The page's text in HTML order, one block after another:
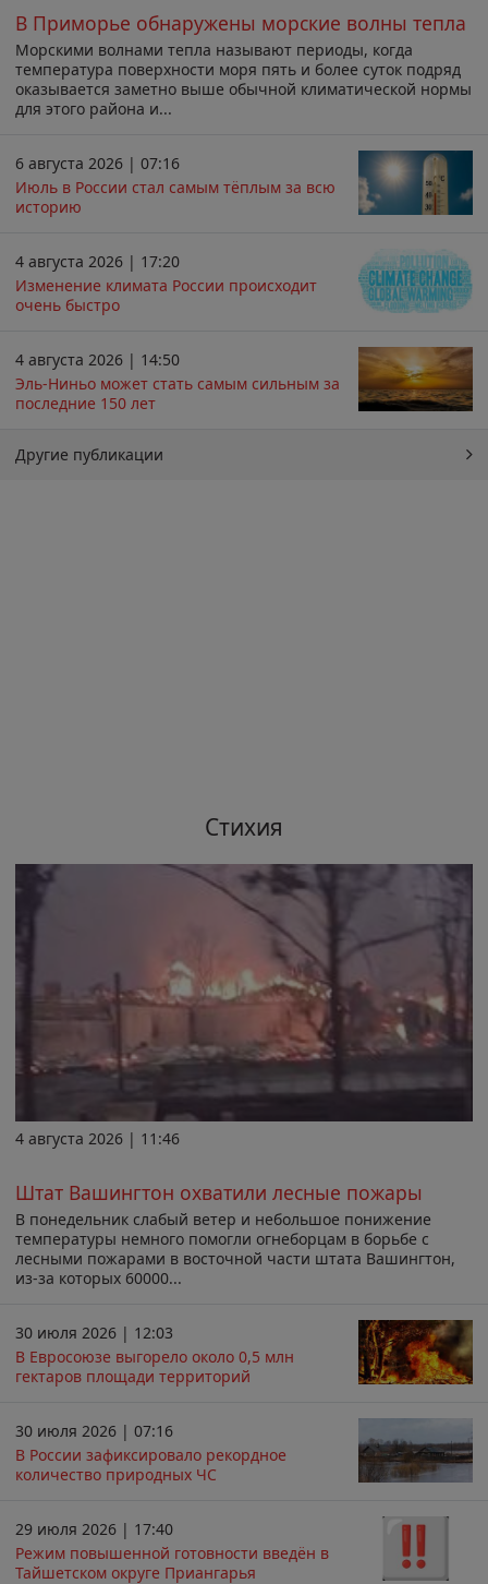
В Приморье обнаружены морские волны тепла
Морскими волнами тепла называют периоды, когда
температура поверхности моря пять и более суток подряд
оказывается заметно выше обычной климатической нормы
для этого района и...
6 августа 2026 | 07:16
Июль в России стал самым тёплым за всю
историю
4 августа 2026 | 17:20
Изменение климата России происходит
очень быстро
4 августа 2026 | 14:50
Эль-Ниньо может стать самым сильным за
последние 150 лет
Другие публикации
Стихия
4 августа 2026 | 11:46
Штат Вашингтон охватили лесные пожары
В понедельник слабый ветер и небольшое понижение
температуры немного помогли огнеборцам в борьбе с
лесными пожарами в восточной части штата Вашингтон,
из-за которых 60000...
30 июля 2026 | 12:03
В Евросоюзе выгорело около 0,5 млн
гектаров площади территорий
30 июля 2026 | 07:16
В России зафиксировало рекордное
количество природных ЧС
29 июля 2026 | 17:40
Режим повышенной готовности введён в
Тайшетском округе Приангарья